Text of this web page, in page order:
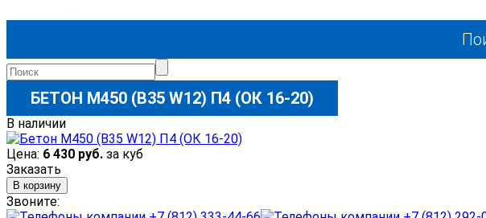
БЕТОН М450 (B35 W12) П4 (ОК 16-20)
В наличии
Цена: 6 430 руб. за куб
Заказать
В корзину
Звоните: